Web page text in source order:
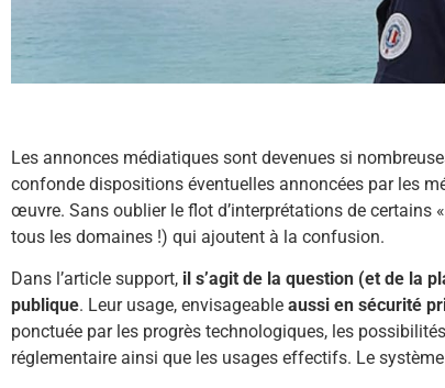
Les annonces médiatiques sont devenues si
confonde dispositions éventuelles annoncées par les
œuvre. Sans oublier le flot d’interprétations de certains
tous les domaines !) qui ajoutent à la confusion.
Dans l’article support, il s’agit de la question (et de la
publique. Leur usage, envisageable aussi en sécurité
ponctuée par les progrès technologiques, les
réglementaire ainsi que les usages effectifs. Le système